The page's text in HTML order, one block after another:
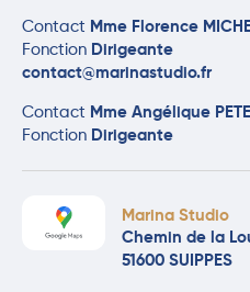
Contact Mme Florence
Fonction Dirigeante
contact@marinastudio.fr
Contact Mme Angélique
Fonction Dirigeante
Marina Studio
Chemin de la
51600 SUIPPES